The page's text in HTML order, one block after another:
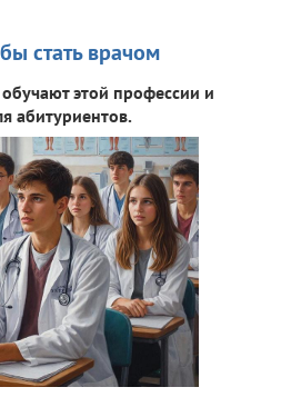
стать врачом
этой профессии и
абитуриентов.